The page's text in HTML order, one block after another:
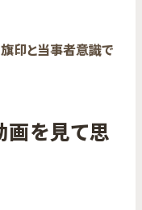
印と​当事者意識で​
画を見て思